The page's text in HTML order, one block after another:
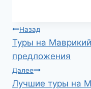
Навигация
по
записям
Назад
Туры на
предложения
Далее
Лучшие туры на